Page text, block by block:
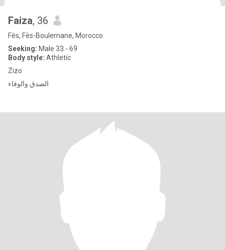
Faiza, 36
Fès, Fès-Boulemane, Morocco
Seeking: Male 33 - 69
Body style: Athletic
Zizo
الصدق والوفاء